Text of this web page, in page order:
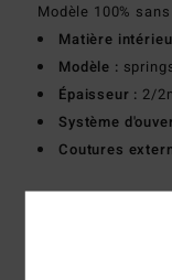
Modèle 100%
Matière
Modèle :
Épaisseur : 2/
Système
Coutures